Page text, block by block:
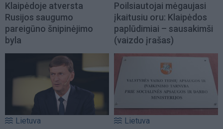
Klaipėdoje atversta
Rusijos saugumo
pareigūno šnipinėjimo
byla
Poilsiautojai mėgaujasi
įkaitusiu oru: Klaipėdos
paplūdimiai – sausakimši
(vaizdo įrašas)
Lietuva Lietuva